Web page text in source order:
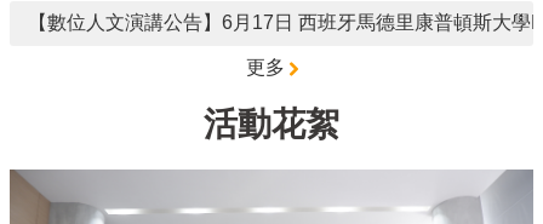
站
導
彙
English
【數位人文演講公告】6月17日 西班牙馬德里康普頓斯大
更多
活動花絮